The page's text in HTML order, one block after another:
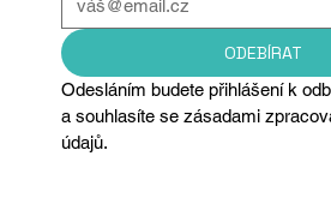
ODEBÍRAT
Odesláním budete přihlášení k
a souhlasíte se zásadami
údajů.